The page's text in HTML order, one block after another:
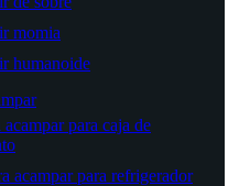
momia
humanoide
para caja de
acampar para refrigerador